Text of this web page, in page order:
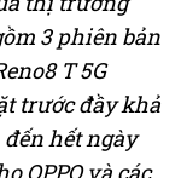
3 phiên bản
T 5G
trước đầy khả
hết ngày
OPPO và các